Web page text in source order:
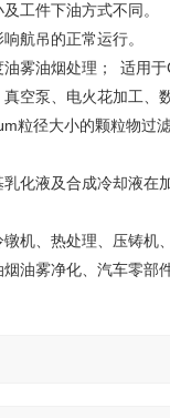
工件下油方式不同。
航吊的正常运行。
雾油烟处理； 适用
空泵、电火花加工
粒径大小的颗粒物过
化液及合成冷却液在
机、热处理、压铸机
油雾净化、汽车零